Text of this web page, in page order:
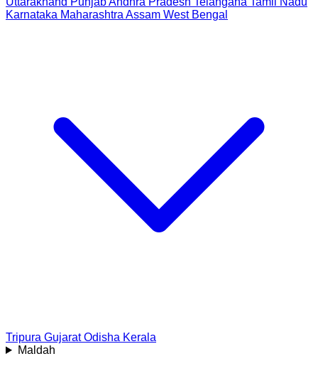
Karnataka Maharashtra Assam West Bengal
Tripura Gujarat Odisha Kerala
Maldah